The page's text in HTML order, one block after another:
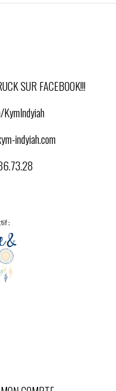
SUR FACEBOOK!!!
indyiah.com